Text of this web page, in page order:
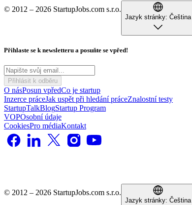
© 2012 – 2026 StartupJobs.com s.r.o.
Jazyk stránky: Čeština
Přihlaste se k newsletteru a posuňte se vpřed!
Přihlásit k odběru
O násPosun vpředCo je startup
Inzerce práceJak uspět při hledání práceZnalostní testy
StartupTalkBlogStartup Program
VOPOsobní údaje
CookiesPro médiaKontakt
© 2012 – 2026 StartupJobs.com s.r.o.
Jazyk stránky: Čeština